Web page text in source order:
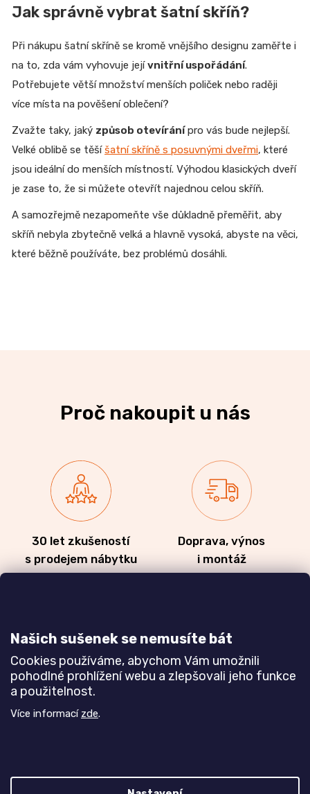
Našich sušenek se nemusíte bát
Cookies používáme, abychom Vám umožnili
pohodlné prohlížení webu a zlepšovali jeho funkce
a použitelnost.
Více informací zde.
Jak správně vybrat šatní skříň?
Při nákupu šatní skříně se kromě vnějšího designu zaměřte i
na to, zda vám vyhovuje jejívnitřní uspořádání.
Potřebujete větší množství menších poliček nebo raději
více místa na pověšení oblečení?
Zvažte taky, jaký způsob otevíránípro vás bude nejlepší.
Velké oblibě se těšíšatní skříně s posuvnými dveřmi, které
jsou ideální do menších místností. Výhodou klasických dveří
je zase to, že si můžete otevřít najednou celou skříň.
A samozřejmě nezapomeňte vše důkladně přeměřit, aby
skříň nebyla zbytečně velká a hlavně vysoká, abyste na věci,
které běžně používáte, bez problémů dosáhli.
Proč nakoupit u nás
30 let zkušeností
s prodejem nábytku
Doprava, výnos
i montáž
Zakázková výroba
nábytku
a realizace interiérů
Ověřeno